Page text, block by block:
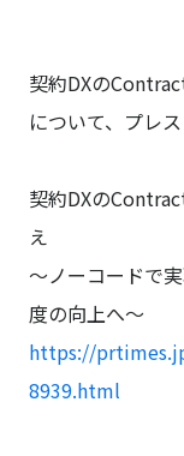
契約DXの
について、プレ
契約DXの
え
～ノーコードで
度の向上へ～
https://
8939.html